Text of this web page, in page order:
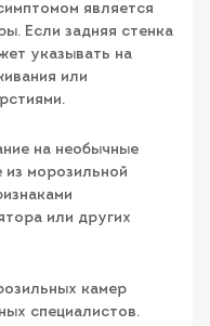
является
Если задняя стенка
указывать на
или
на необычные
из морозильной
или других
камер
специалистов.